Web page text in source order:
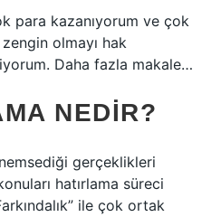
para kazanıyorum ve çok
olmayı hak
Daha fazla makale…
NEDIR?
gerçeklikleri
hatırlama süreci
ile çok ortak